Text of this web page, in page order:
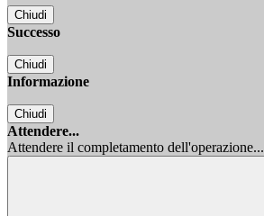
Chiudi
Successo
Chiudi
Informazione
Chiudi
Attendere...
Attendere il completamento dell'operazione...